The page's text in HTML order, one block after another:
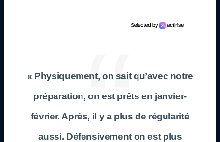
« Physiquement, on sait qu’avec notre
préparation, on est prêts en janvier-
février. Après, il y a plus de régularité
aussi. Défensivement on est plus